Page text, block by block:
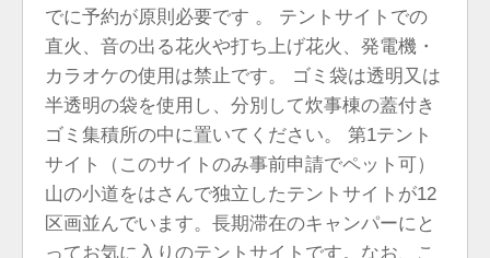
でに予約が原則必要です 。 テントサイトでの
直火、音の出る花火や打ち上げ花火、発電機・
カラオケの使用は禁止です。 ゴミ袋は透明又は
半透明の袋を使用し、分別して炊事棟の蓋付き
ゴミ集積所の中に置いてください。 第1テント
サイト（このサイトのみ事前申請でペット可）
山の小道をはさんで独立したテントサイトが12
区画並んでいます。長期滞在のキャンパーにと
ってお気に入りのテントサイトです。なお、こ